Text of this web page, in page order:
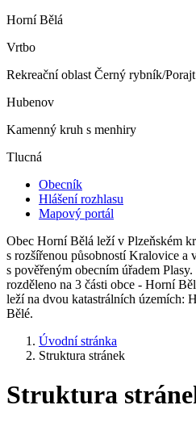
Horní Bělá
Vrtbo
Rekreační oblast Černý rybník/Porajt
Hubenov
Kamenný kruh s menhiry
Tlucná
Obecník
Hlášení rozhlasu
Mapový portál
Obec Horní Bělá leží v Plzeňském
s rozšířenou působností Kralovice a
s pověřeným obecním úřadem
rozděleno na 3 části obce - Horní
leží na dvou katastrálních územích:
Bělé.
Úvodní stránka
Struktura stránek
Struktura